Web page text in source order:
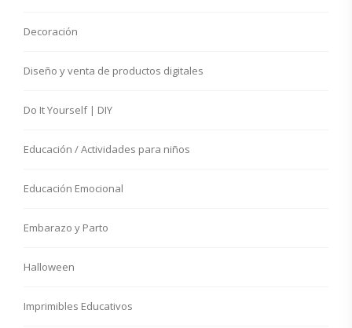
Decoración
Diseño y venta de productos digitales
Do It Yourself | DIY
Educación / Actividades para niños
Educación Emocional
Embarazo y Parto
Halloween
Imprimibles Educativos